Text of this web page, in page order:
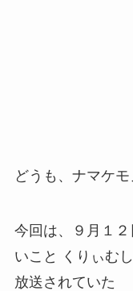
どうも、ナマケモ
今回は、９月１
いこと くりぃむ
放送されていた